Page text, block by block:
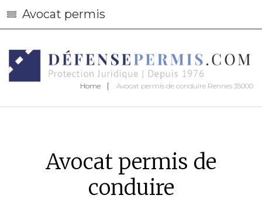
Avocat permis
Home Avocat permis de conduire Rennes 35000
Avocat permis de
conduire